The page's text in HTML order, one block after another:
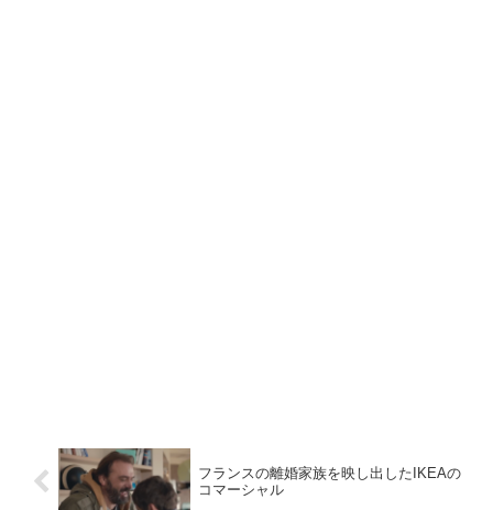
フランスの離婚家族を映し出したIKEAの
コマーシャル